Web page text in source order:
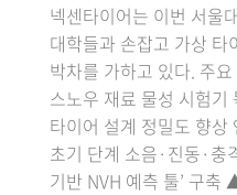
넥센타이어는 이번 서울
대학들과 손잡고 가상 타
박차를 가하고 있다. 주
스노우 재료 물성 시험기
타이어 설계 정밀도 향
초기 단계 소음·진동·충
기반 NVH 예측 툴’ 구축